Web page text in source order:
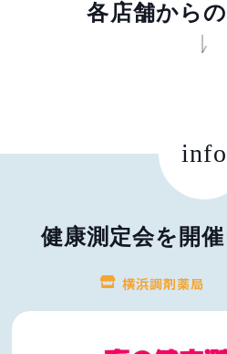
各店舗から
info
健康測定会を開
横浜調剤薬局